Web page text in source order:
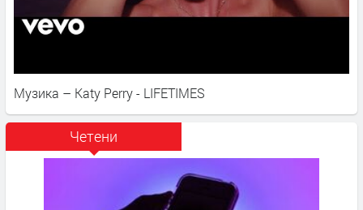
Музика – Katy Perry - LIFETIMES
Четени